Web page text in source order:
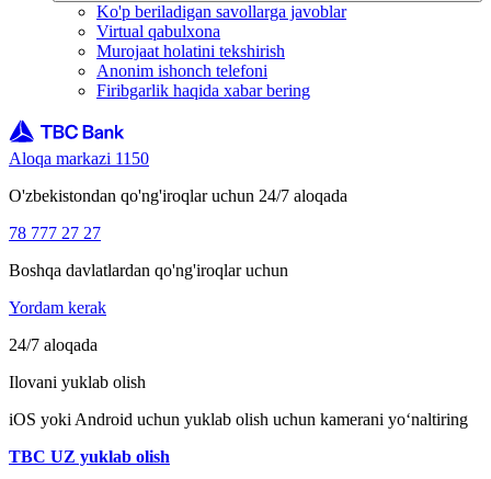
Ko'p beriladigan savollarga javoblar
Virtual qabulxona
Murojaat holatini tekshirish
Anonim ishonch telefoni
Firibgarlik haqida xabar bering
Aloqa markazi 1150
O'zbekistondan qo'ng'iroqlar uchun 24/7 aloqada
78 777 27 27
Boshqa davlatlardan qo'ng'iroqlar uchun
Yordam kerak
24/7 aloqada
Ilovani yuklab olish
iOS yoki Android uchun yuklab olish uchun kamerani yo‘naltiring
TBC UZ yuklab olish